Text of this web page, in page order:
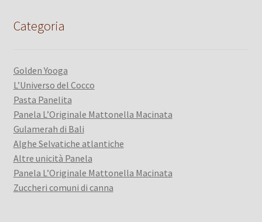
Categoria
Golden Yooga
L’Universo del Cocco
Pasta Panelita
Panela L’Originale Mattonella Macinata
Gulamerah di Bali
Alghe Selvatiche atlantiche
Altre unicità Panela
Panela L’Originale Mattonella Macinata
Zuccheri comuni di canna